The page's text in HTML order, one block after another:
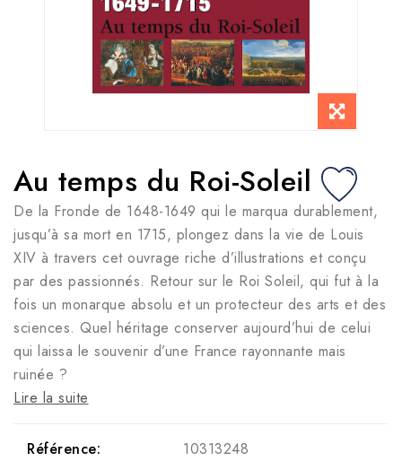
Au temps du Roi-Soleil
De la Fronde de 1648-1649 qui le marqua durablement,
jusqu’à sa mort en 1715, plongez dans la vie de Louis
XIV à travers cet ouvrage riche d’illustrations et conçu
par des passionnés. Retour sur le Roi Soleil, qui fut à la
fois un monarque absolu et un protecteur des arts et des
sciences. Quel héritage conserver aujourd’hui de celui
qui laissa le souvenir d’une France rayonnante mais
ruinée ?
Lire la suite
Référence: 10313248